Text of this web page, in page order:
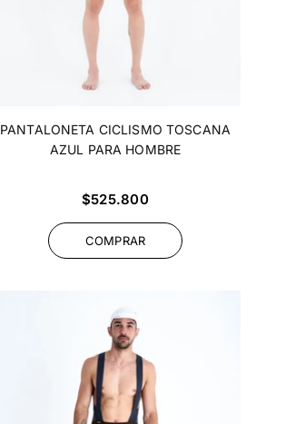
PANTALONETA CICLISMO TOSCANA
AZUL PARA HOMBRE
Precio
$525.800
COMPRAR